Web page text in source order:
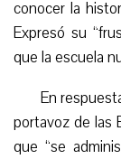
conocer la
Expresó su
que la escuela
En
portavoz de las
que “se